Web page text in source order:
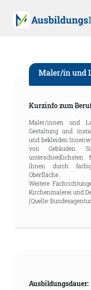
Maler/in und
Kurzinfo zum
Maler/innen und
Gestaltung und
und bekleiden
von Gebäuden.
ihnen durch
Oberfläche.
Weitere
Kirchenmalerei und
(Quelle:
Ausbildungsdauer: